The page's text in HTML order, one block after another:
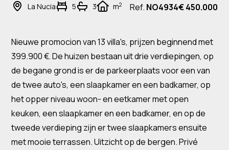
La Nucia 5 3 m2 Ref. NO4934€ 450.000
Nieuwe promocion van 13 villa's, prijzen beginnend met
399.900 €. De huizen bestaan uit drie verdiepingen, op
de begane grond is er de parkeerplaats voor een van
de twee auto's, een slaapkamer en een badkamer, op
het opper niveau woon- en eetkamer met open
keuken, een slaapkamer en een badkamer, en op de
tweede verdieping zijn er twee slaapkamers ensuite
met mooie terrassen. Uitzicht op de bergen. Privé